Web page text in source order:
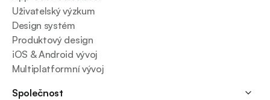
Uživatelský výzkum
Design systém
Produktový design
iOS & Android vývoj
Multiplatformní vývoj
Společnost